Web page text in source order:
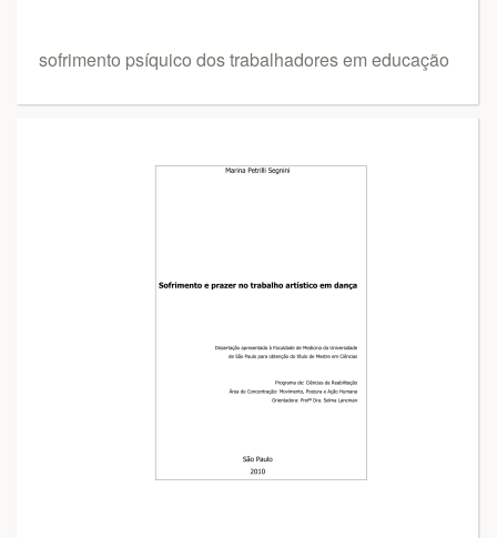
sofrimento psíquico dos trabalhadores em educação